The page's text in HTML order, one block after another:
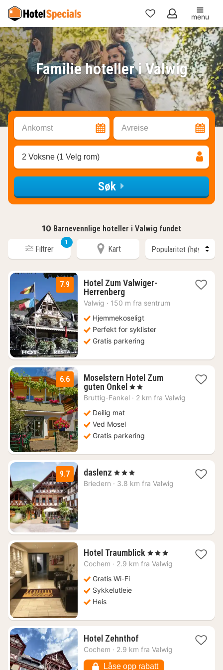
Mine
favoritter
menu
Familie hoteller i Valwig
Ankomst Avreise
2 Voksne (1 Velg rom)
Søk
10 Barnevennlige hoteller i Valwig fundet
Filtrer
1
Kart
7.9
Hotel Zum Valwiger-
Herrenberg1
natt
1378
kr.
Valwig · 150 m fra sentrum
Hjemmekoseligt
Perfekt for syklister
Gratis parkering
6.6
Moselstern Hotel Zum
guten Onkel 1
natt
, 2 Stjerner
Bruttig-Fankel · 2 km fra Valwig
Deilig mat
Ved Mosel
Gratis parkering
9.7 daslenz 2
netter
, 3 Stjerner
Briedern · 3.8 km fra Valwig
Hotel Traumblick 1
natt
, 3 Stjerner
Cochem · 2.9 km fra Valwig
Gratis Wi-Fi
Sykkelutleie
Heis
Hotel Zehnthof1
natt
1638
Cochem · 2.9 km fra Valwig
Låse opp rabatt